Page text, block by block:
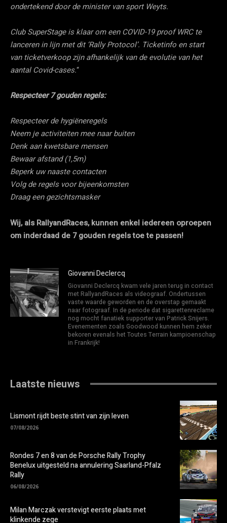
ondertekend door de minister van sport Weyts.
Club SuperStage is klaar om een COVID-19 proof WRC te
lanceren in lijn met dit ‘Rally Protocol’. Ticketinfo en start
van ticketverkoop zijn afhankelijk van de evolutie van het
aantal Covid-cases.“
Respecteer 7 gouden regels:
Respecteer de hygiëneregels
Neem je activiteiten mee naar buiten
Denk aan kwetsbare mensen
Bewaar afstand (1,5m)
Beperk uw naaste contacten
Volg de regels voor bijeenkomsten
Draag een gezichtsmasker
Wij, als RallyandRaces, kunnen enkel iedereen oproepen
om inderdaad de 7 gouden regels toe te passen!
Giovanni Declercq
Giovanni Declercq kwam vele jaren terug in contact
met RallyandRaces als videograaf. Ondertussen
vaste waarde geworden en de overstap gemaakt
naar fotograaf. In de periode dat sigarettenreclame
nog mocht fanatiek supporter van Patrick Snijers.
Evenementen zoals Goodwood kunnen hem zeker
bekoren evenals het Toutes Terrain kampioenschap
in Frankrijk!
Laatste nieuws
Lismont rijdt beste stint van zijn leven
07/08/2026
Rondes 7 en 8 van de Porsche Rally Trophy
Benelux uitgesteld na annulering Saarland-Pfalz
Rally
06/08/2026
Milan Marczak verstevigt eerste plaats met
klinkende zege